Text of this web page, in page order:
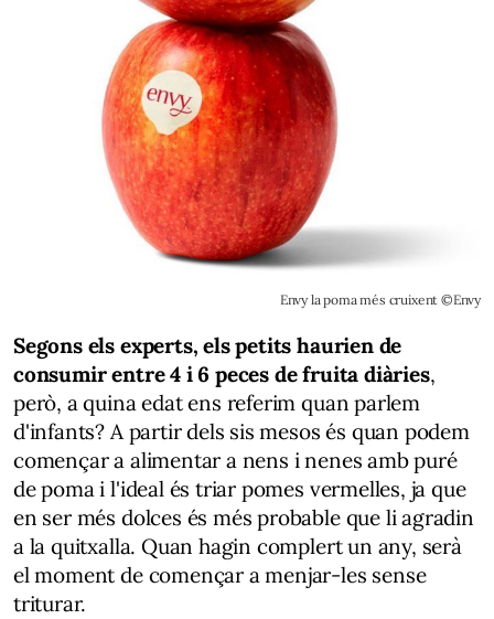
Envy la poma més cruixent ©Envy
Segons els experts, els petits haurien de
consumir entre 4 i 6 peces de fruita diàries,
però, a quina edat ens referim quan parlem
d'infants? A partir dels sis mesos és quan podem
començar a alimentar a nens i nenes amb puré
de poma i l'ideal és triar pomes vermelles, ja que
en ser més dolces és més probable que li agradin
a la quitxalla. Quan hagin complert un any, serà
el moment de començar a menjar-les sense
triturar.